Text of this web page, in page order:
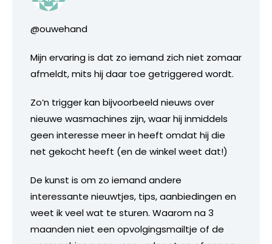
@ouwehand
Mijn ervaring is dat zo iemand zich niet zomaar
afmeldt, mits hij daar toe getriggered wordt.
Zo’n trigger kan bijvoorbeeld nieuws over
nieuwe wasmachines zijn, waar hij inmiddels
geen interesse meer in heeft omdat hij die
net gekocht heeft (en de winkel weet dat!)
De kunst is om zo iemand andere
interessante nieuwtjes, tips, aanbiedingen en
weet ik veel wat te sturen. Waarom na 3
maanden niet een opvolgingsmailtje of de